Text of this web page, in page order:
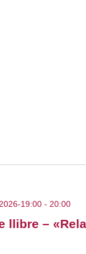
llibre –
19:00 - 20:00